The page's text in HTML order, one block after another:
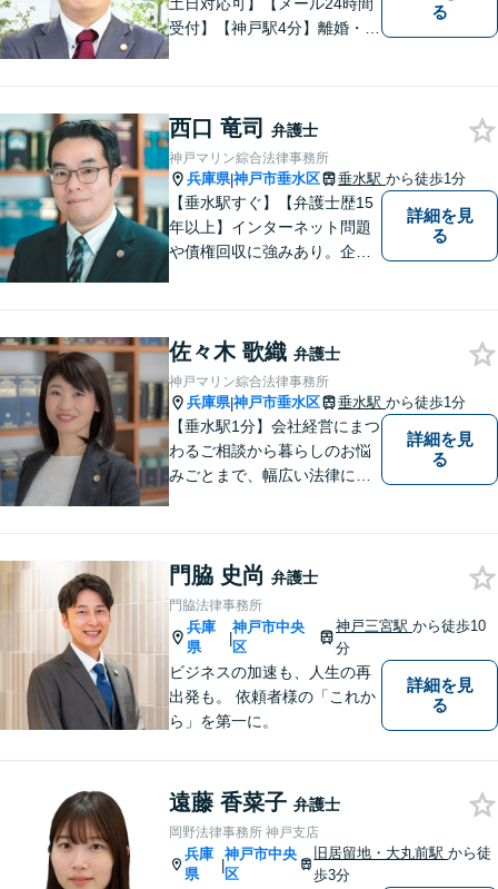
受付】【神戸駅4分】離婚・男
目指します。どんなささいな
事でも、お気軽にご相談くだ
さい。
る
西口 竜司 弁護士
神戸マリン綜合法律事務所
兵庫県|神戸市垂水区 垂水駅 から徒歩1分
【垂水駅すぐ】【弁護士歴15
年以上】インターネット問題
や債権回収に強みあり。企業
しづらくてもご安心くださ
い。【分割払いOK】【休日・
夜間面談・ビデオ面談可】
詳細を見
る
佐々木 歌織 弁護士
神戸マリン綜合法律事務所
兵庫県|神戸市垂水区 垂水駅 から徒歩1分
【垂水駅1分】会社経営にまつ
わるご相談から暮らしのお悩
みごとまで、幅広い法律にま
ますので、悩まれる前に、お
早めにご相談ください。
詳細を見
る
門脇 史尚 弁護士
門脇法律事務所
兵庫
県
|
神戸市中央
区
神戸三宮駅 から徒歩10
分
ビジネスの加速も、人生の再
出発も。 依頼者様の「これか
ら」を第一に。
詳細を見
る
遠藤 香菜子 弁護士
岡野法律事務所 神戸支店
兵庫
県
|
神戸市中央
区
旧居留地・大丸前駅から徒
歩3分